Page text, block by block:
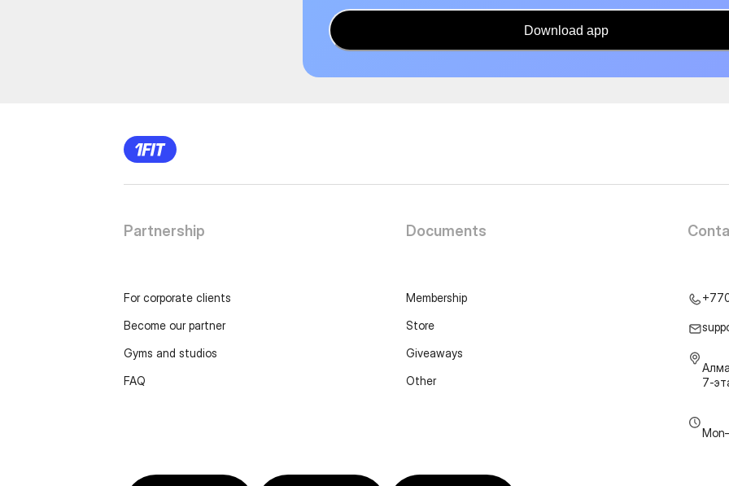
Download app
Partnership
For corporate clients
Become our partner
Gyms and studios
FAQ
Documents
Membership
Store
Giveaways
Other
7-